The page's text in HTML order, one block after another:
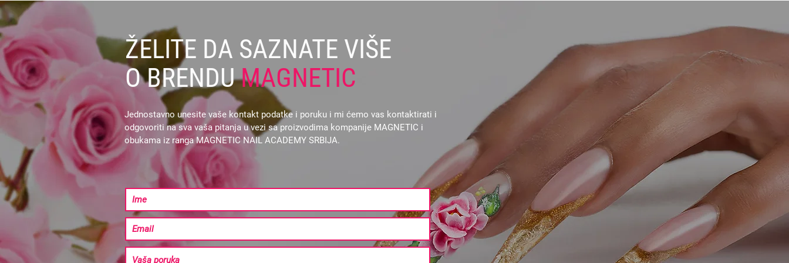
ŽELITE DA SAZNATE VIŠE
O BRENDUMAGNETIC
Jednostavno unesite vaše kontakt podatke i poruku i mi ćemo vas kontaktirati i
odgovoriti na sva vaša pitanja u vezi sa proizvodima kompanije MAGNETIC i
obukama iz ranga MAGNETIC NAIL ACADEMY SRBIJA.